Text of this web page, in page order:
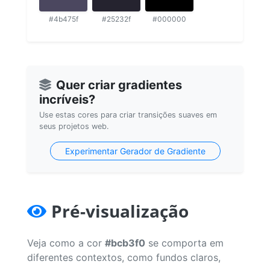
#4b475f #25232f #000000
Quer criar gradientes
incríveis?
Use estas cores para criar transições suaves em
seus projetos web.
Experimentar Gerador de Gradiente
Pré-visualização
Veja como a cor #bcb3f0 se comporta em
diferentes contextos, como fundos claros,